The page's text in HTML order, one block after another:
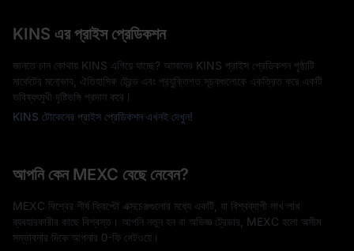
KINS এর প্রাইস প্রেডিকশন
জানতে চান কোথায় KINS এগিয়ে যাচ্ছে? আমাদের KINS প্রাইস প্রেডিকশন পৃষ্ঠাটি
মার্কেটের মনোভাব, ঐতিহাসিক ট্রেন্ড এবং প্রযুক্তিগত সূচকগুলোকে একত্রিত করে একটি
ভবিষ্যৎমুখী দৃষ্টিভঙ্গি প্রদান করে।
KINS টোকেনের প্রাইস প্রেডিকশন এখনই দেখুন!
আপনি কেন MEXC বেছে নেবেন?
MEXC বিশ্বের শীর্ষ ক্রিপ্টো এক্সচেঞ্জগুলোর মধ্যে একটি, যা বিশ্বব্যাপী লাখ লাখ
ব্যবহারকারীর কাছে বিশ্বস্ত। আপনি নতুন হন বা অভিজ্ঞ ট্রেডার, MEXC হলো অসীম
সম্ভাবনার দিকে আপনার 0-ফি গেটওয়ে।